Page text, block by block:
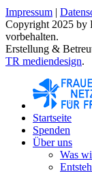
Impressum |
Copyright 2025 by
vorbehalten.
Erstellung &
TR mediendesign.
Startseite
Spenden
Über uns
Was